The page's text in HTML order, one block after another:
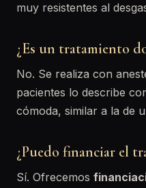
muy resistentes al
¿Es un tratamiento
No. Se realiza con
pacientes lo describe
cómoda, similar a la de
¿Puedo financiar el
Sí. Ofrecemos